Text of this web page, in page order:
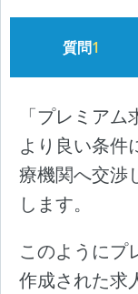
質問1
「プレミア
より良い条件
療機関へ交渉
します。
このようにプ
作成された求